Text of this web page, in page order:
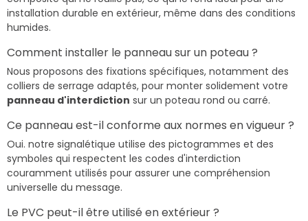
installation durable en extérieur, même dans des conditions
humides.
Comment installer le panneau sur un poteau ?
Nous proposons des fixations spécifiques, notamment des
colliers de serrage adaptés, pour monter solidement votre
panneau d'interdiction sur un poteau rond ou carré.
Ce panneau est-il conforme aux normes en vigueur ?
Oui. notre signalétique utilise des pictogrammes et des
symboles qui respectent les codes d'interdiction
couramment utilisés pour assurer une compréhension
universelle du message.
Le PVC peut-il être utilisé en extérieur ?